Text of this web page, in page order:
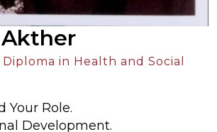
Akther
in Health and Social
Your Role.
Development.